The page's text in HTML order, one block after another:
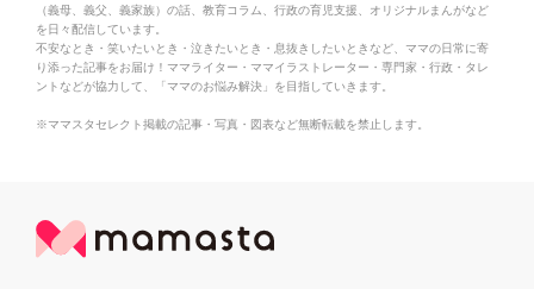
（義母、義父、義家族）の話、教育コラム、行政の育児支援、オリジナルまんがなど
を日々配信しています。
不安なとき・笑いたいとき・泣きたいとき・息抜きしたいときなど、ママの日常に寄
り添った記事をお届け！ママライター・ママイラストレーター・専門家・行政・タレ
ントなどが協力して、「ママのお悩み解決」を目指していきます。
※ママスタセレクト掲載の記事・写真・図表など無断転載を禁止します。